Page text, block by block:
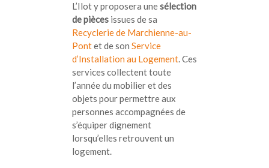
L’Ilot y proposera unesélection
de pièces issues de sa
Recyclerie de Marchienne-au-
Pontet de son Service
d’Installation au Logement. Ces
services collectent toute
l’année du mobilier et des
objets pour permettre aux
personnes accompagnées de
s’équiper dignement
lorsqu’elles retrouvent un
logement.